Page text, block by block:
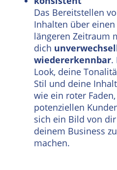
Das Bereitstellen
Inhalten über einen
längeren Zeitraum
dich
wiedererkennbar.
Look, deine
Stil und deine
wie ein roter
potenziellen
sich ein Bild von
deinem Business zu
machen.